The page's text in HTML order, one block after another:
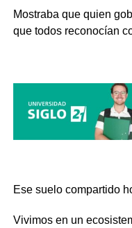
Mostraba que quien
que todos reconocían
Ese suelo compartido
Vivimos en un